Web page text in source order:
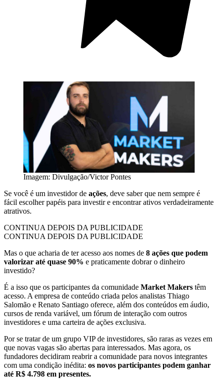
Imagem: Divulgação/Victor Pontes
Se você é um investidor de ações, deve saber que nem sempre é
fácil escolher papéis para investir e encontrar ativos verdadeiramente
atrativos.
CONTINUA DEPOIS DA PUBLICIDADE
CONTINUA DEPOIS DA PUBLICIDADE
Mas o que acharia de ter acesso aos nomes de 8 ações que podem
valorizar até quase 90% e praticamente dobrar o dinheiro
investido?
É a isso que os participantes da comunidade Market Makers têm
acesso. A empresa de conteúdo criada pelos analistas Thiago
Salomão e Renato Santiago oferece, além dos conteúdos em áudio,
cursos de renda variável, um fórum de interação com outros
investidores e uma carteira de ações exclusiva.
Por se tratar de um grupo VIP de investidores, são raras as vezes em
que novas vagas são abertas para interessados. Mas agora, os
fundadores decidiram reabrir a comunidade para novos integrantes
com uma condição inédita: os novos participantes podem ganhar
até R$ 4.798 em presentes.